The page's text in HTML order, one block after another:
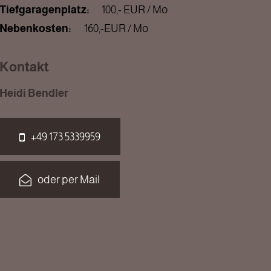
Tiefgaragenplatz:
100,- EUR / Mo
Nebenkosten:
160,-EUR / Mo
Kontakt
Heidi Bendler
+49 173 5339959
oder per Mail